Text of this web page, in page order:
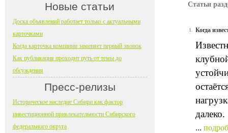
Статьи
1. Когда
далеко.
...
Новые статьи
Доска объявлений работает только с актуальными
карточками
Когда карточка компании заменяет первый звонок
Как публикация проходит путь от темы до
обсуждения
Пресс-релизы
Историческое наследие Сибири как фактор
инвестиционной привлекательности Сибирского
федерального округа